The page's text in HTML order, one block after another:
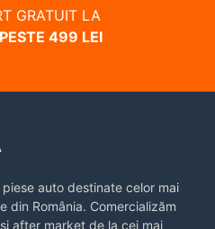
GRATUIT LA
499 LEI
auto destinate celor mai
din România. Comercializăm
after market de la cei mai